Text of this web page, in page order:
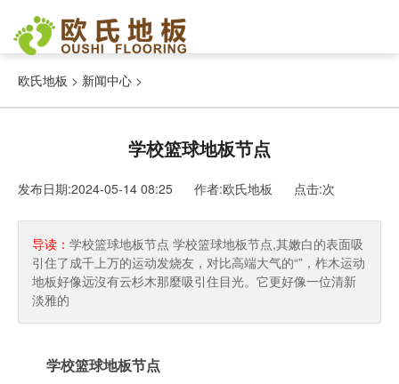
欧氏地板 > 新闻中心 >
学校篮球地板节点
发布日期:2024-05-14 08:25 作者:欧氏地板 点击:次
导读： 学校篮球地板节点 学校篮球地板节点,其嫩白的表面吸
引住了成千上万的运动发烧友，对比高端大气的“”，柞木运动
地板好像远沒有云杉木那麼吸引住目光。它更好像一位清新
淡雅的
学校篮球地板节点